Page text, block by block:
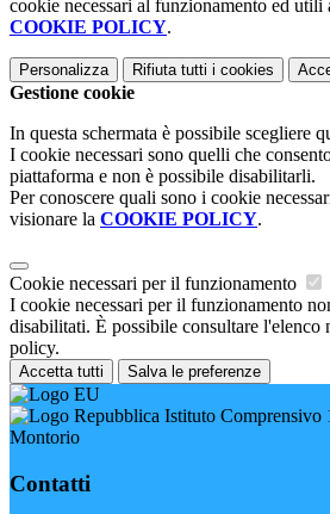
cookie necessari al funzionamento ed
COOKIE POLICY.
Personalizza Rifiuta tutti i cookies
Gestione cookie
In questa schermata è possibile scegliere
I cookie necessari sono quelli che
piattaforma e non è possibile disabilitarli.
Per conoscere quali sono i cookie
visionare la COOKIE POLICY.
Cookie necessari per il funzionamento
I cookie necessari per il funzionamento
disabilitati. È possibile consultare l'elenco
policy.
Accetta tutti Salva le preferenze
Istituto Comprensivo
Montorio
Contatti